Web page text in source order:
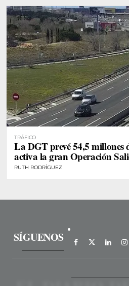
TRÁFICO
La DGT prevé 54,5 millones
activa la gran Operación
RUTH RODRÍGUEZ
SÍGUENOS